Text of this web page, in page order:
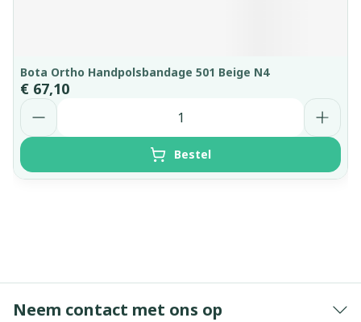
Bota Ortho Handpolsbandage 501 Beige N4
€ 67,10
Aantal
Bestel
Neem contact met ons op